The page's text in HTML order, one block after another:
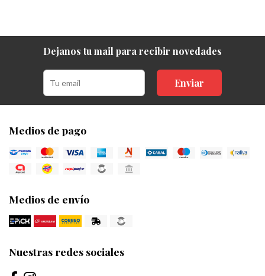
Dejanos tu mail para recibir novedades
Enviar
Medios de pago
Medios de envío
Nuestras redes sociales